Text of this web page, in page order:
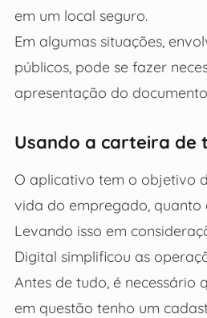
em um local seguro.
Em algumas situações,
públicos, pode se fazer
apresentação do
Usando a carteira de
O aplicativo tem o objetivo
vida do empregado, quanto
Levando isso em
Digital simplificou as
Antes de tudo, é necessário
em questão tenho um